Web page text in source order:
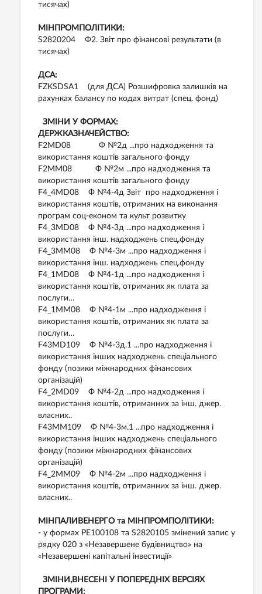
тисячах)
МІНПРОМПОЛІТИКИ:
S2820204 Ф2. Звіт про фінансові результати (в
тисячах)
ДСА:
FZKSDSA1 (для ДСА) Розшифровка залишків на
рахунках балансу по кодах витрат (спец. фонд)
ЗМІНИ У ФОРМАХ:
ДЕРЖКАЗНАЧЕЙСТВО:
F2MD08 Ф №2д ...про надходження та
використання коштів загального фонду
F2MM08 Ф №2м ...про надходження та
використання коштів загального фонду
F4_4MD08 Ф №4-4д Звіт про надходження і
використання коштів, отриманих на виконання
програм соц-економ та культ розвитку
F4_3MD08 Ф №4-3д ...про надходження і
використання інш. надходжень спец.фонду
F4_3MM08 Ф №4-3м ...про надходження і
використання інш. надходжень спец.фонду
F4_1MD08 Ф №4-1д ...про надходження і
використання коштів, отриманих як плата за
послуги…
F4_1MM08 Ф №4-1м ...про надходження і
використання коштів, отриманих як плата за
послуги…
F43MD109 Ф №4-3д.1 ...про надходження і
використання інших надходжень спеціального
фонду (позики міжнародних фінансових
організацій)
F4_2MD09 Ф №4-2д ...про надходження і
використання коштів, отриманних за інш. джер.
власних..
F43MM109 Ф №4-3м.1 ...про надходження і
використання інших надходжень спеціального
фонду (позики міжнародних фінансових
організацій)
F4_2MM09 Ф №4-2м ...про надходження і
використання коштів, отриманних за інш. джер.
власних..
МІНПАЛИВЕНЕРГО та МІНПРОМПОЛІТИКИ:
- у формах РЕ100108 та S2820105 змінений запис у
рядку 020 з «Незавершене будівництво» на
«Незавершені капітальні інвестиції»
ЗМІНИ,ВНЕСЕНІ У ПОПЕРЕДНІХ ВЕРСІЯХ
ПРОГРАМИ: